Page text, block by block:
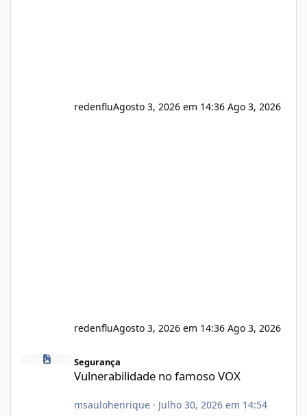
redenfluAgosto 3, 2026 em 14:36 Ago 3, 2026
redenfluAgosto 3, 2026 em 14:36 Ago 3, 2026
Vulnerabilidade no famoso VOX
Segurança
Vulnerabilidade no famoso VOX
msaulohenrique· Julho 30, 2026 em 14:54